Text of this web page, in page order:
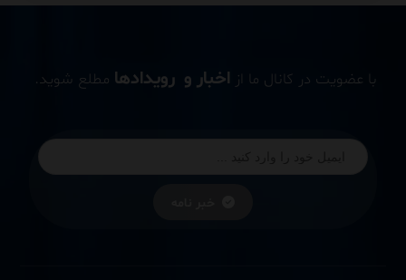
با عضویت در کانال ما از اخبار و رویدادها مطلع شوید.